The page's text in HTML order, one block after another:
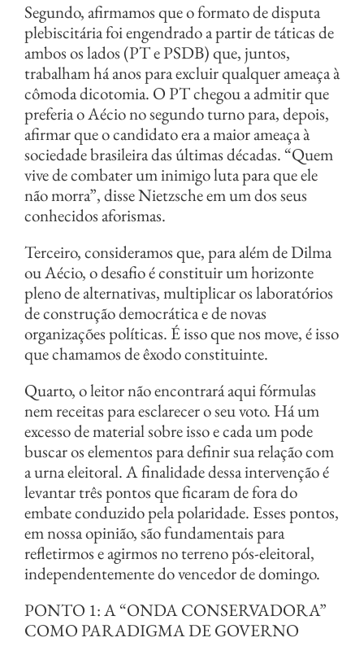
Segundo, afirmamos que o formato de disputa
plebiscitária foi engendrado a partir de táticas de
ambos os lados (PT e PSDB) que, juntos,
trabalham há anos para excluir qualquer ameaça à
cômoda dicotomia. O PT chegou a admitir que
preferia o Aécio no segundo turno para, depois,
afirmar que o candidato era a maior ameaça à
sociedade brasileira das últimas décadas. “Quem
vive de combater um inimigo luta para que ele
não morra”, disse Nietzsche em um dos seus
conhecidos aforismas.
Terceiro, consideramos que, para além de Dilma
ou Aécio, o desafio é constituir um horizonte
pleno de alternativas, multiplicar os laboratórios
de construção democrática e de novas
organizações políticas. É isso que nos move, é isso
que chamamos de êxodo constituinte.
Quarto, o leitor não encontrará aqui fórmulas
nem receitas para esclarecer o seu voto. Há um
excesso de material sobre isso e cada um pode
buscar os elementos para definir sua relação com
a urna eleitoral. A finalidade dessa intervenção é
levantar três pontos que ficaram de fora do
embate conduzido pela polaridade. Esses pontos,
em nossa opinião, são fundamentais para
refletirmos e agirmos no terreno pós-eleitoral,
independentemente do vencedor de domingo.
PONTO 1: A “ONDA CONSERVADORA”
COMO PARADIGMA DE GOVERNO